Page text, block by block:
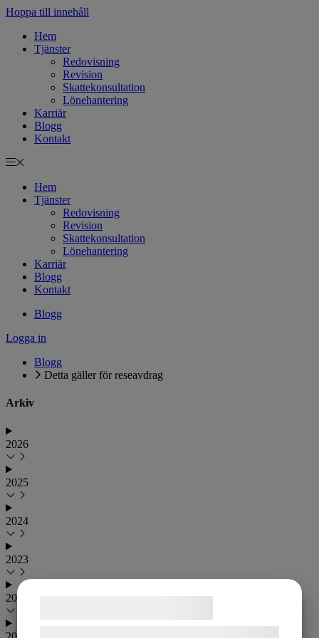
Hoppa till innehåll
Hem
Tjänster
Redovisning
Revision
Skattekonsultation
Lönehantering
Karriär
Blogg
Kontakt
Hem
Tjänster
Redovisning
Revision
Skattekonsultation
Lönehantering
Karriär
Blogg
Kontakt
Blogg
Logga in
Blogg
Detta gäller för reseavdrag
Arkiv
2026
2025
2024
2023
2022